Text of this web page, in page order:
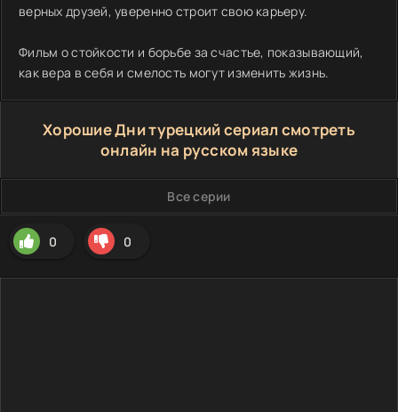
верных друзей, уверенно строит свою карьеру.
Фильм о стойкости и борьбе за счастье, показывающий,
как вера в себя и смелость могут изменить жизнь.
Хорошие Дни турецкий сериал смотреть
онлайн на русском языке
Все серии
0 0